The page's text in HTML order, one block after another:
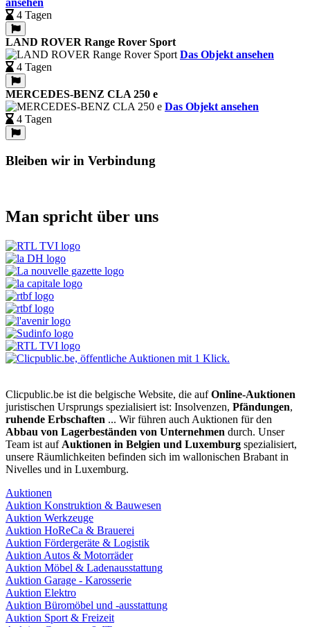
4 Tagen
LAND ROVER Range Rover Sport
Das Objekt ansehen
4 Tagen
MERCEDES-BENZ CLA 250 e
Das Objekt ansehen
4 Tagen
Bleiben wir in Verbindung
Man spricht über uns
Clicpublic.be ist die belgische Website, die aufOnline-Auktionen
juristischen Ursprungs spezialisiert ist: Insolvenzen, Pfändungen,
ruhende Erbschaften ... Wir führen auch Auktionen für den
Abbau von Lagerbeständen von Unternehmen durch. Unser
Team ist auf Auktionen in Belgien und Luxemburg spezialisiert,
unsere Räumlichkeiten befinden sich im wallonischen Brabant in
Nivelles und in Luxemburg.
Auktionen
Auktion Konstruktion & Bauwesen
Auktion Werkzeuge
Auktion HoReCa & Brauerei
Auktion Fördergeräte & Logistik
Auktion Autos & Motorräder
Auktion Möbel & Ladenausstattung
Auktion Garage - Karosserie
Auktion Elektro
Auktion Büromöbel und -ausstattung
Auktion Sport & Freizeit